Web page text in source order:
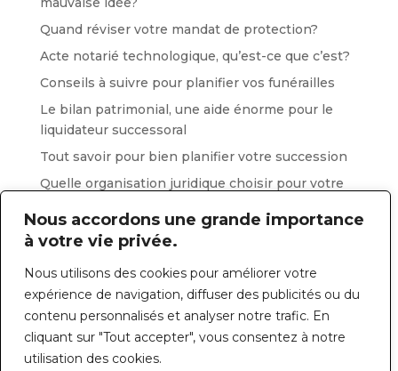
Nous accordons une grande importance
à votre vie privée.
Nous utilisons des cookies pour améliorer votre
expérience de navigation, diffuser des publicités ou du
contenu personnalisés et analyser notre trafic. En
cliquant sur "Tout accepter", vous consentez à notre
utilisation des cookies.
Quand réviser votre mandat de protection?
Acte notarié technologique, qu’est-ce que c’est?
Conseils à suivre pour planifier vos funérailles
Le bilan patrimonial, une aide énorme pour le
liquidateur successoral
Tout savoir pour bien planifier votre succession
Quelle organisation juridique choisir pour votre
Les directives médicales anticipées, tout ce qu’il
faut savoir !
Nommer un tuteur pour un enfant mineur,
pourquoi ?
Votre testament reflète-il votre volonté ?
Perte d’autonomie d’un proche : qui décide quoi ?